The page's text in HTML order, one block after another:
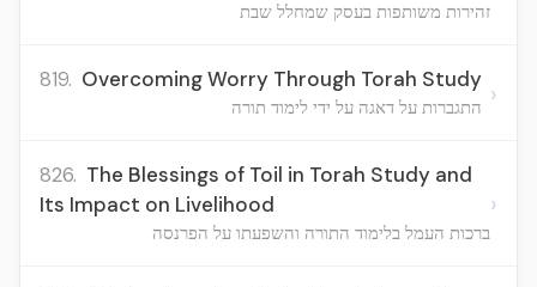
זהירות משותפות בעסק שמחלל שבת
819. Overcoming Worry Through Torah Study
התגברות על דאגה על ידי לימוד תורה ›
826. The Blessings of Toil in Torah Study and
Its Impact on Livelihood
ברכות העמל בלימוד התורה והשפעתו על הפרנסה
›